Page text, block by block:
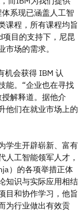
系现已涵盖人工智
课程，所有课程均旨
目的支持下，尼昆
场的需求。
机会获得 IBM 认
能。“企业也在寻找
解释道。据他介
他们在就业市场上的
学生开辟崭新、富有
人工智能领军人才，
）的各项举措正体
知识与实际应用相结
目和协作学习，他旨
为行业做出有效贡